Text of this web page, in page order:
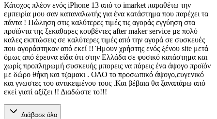
Κάτοχος πλέον ενός iPhone 13 από το imarket παραθέτω την
εμπειρία μου σαν καταναλωτής για ένα κατάστημα που παρέχει τα
πάντα ! Πώληση στις καλύτερες τιμές τις αγοράς εγγύηση στα
προϊόντα της ξεκαθαρες κουβέντες after maker service με πολύ
καλες εκπτώσεις σε καλύτερες τιμές από την αγορά σε συσκευές
που αγοράστηκαν από εκεί !! Ήμουν χρήστης ενός ξένου site μετά
όμως από έρευνα είδα ότι στην Ελλάδα σε φυσικό κατάστημα και
χωρίς προπληρωμή συσκευής μπορεις να πάρεις ένα άψογο προϊόν
με δώρο θήκη και τζαμακι . ΟΛΟ το προσωπικό άψογο,ευγενικό
και γνωστες του αντικειμένου τους .Και βέβαια θα ξαναπάρω από
εκεί γιατί αξίζει !! Διαδώστε το!!!
Διάβασε όλο